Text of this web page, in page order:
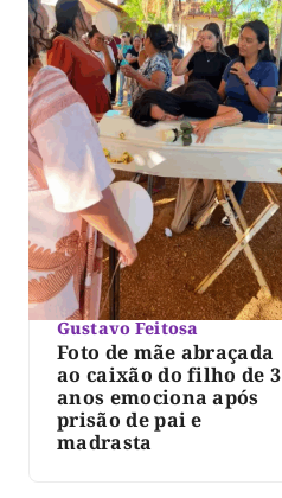
Gustavo Feitosa
Foto de mãe abraçada
ao caixão do filho de 3
anos emociona após
prisão de pai e
madrasta